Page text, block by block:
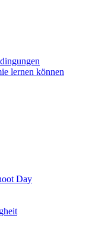
lernen können
Day